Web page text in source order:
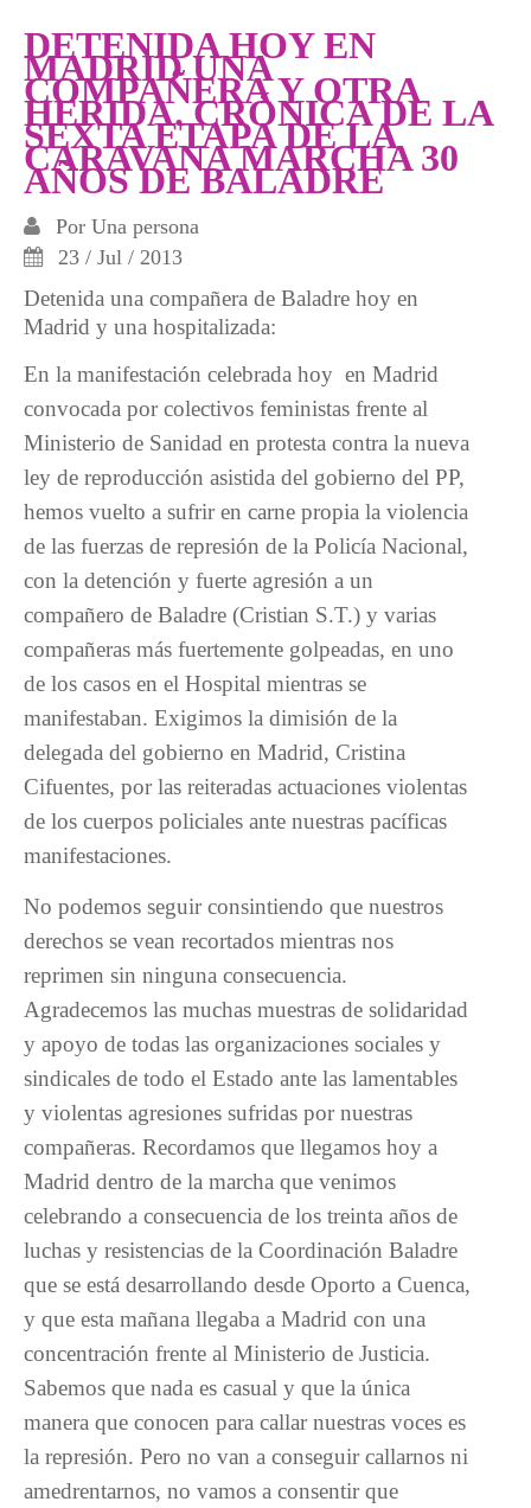
estaba hospitalizado
DETENIDA HOY EN
MADRID UNA
COMPAÑERA Y OTRA
HERIDA. CRÓNICA DE LA
SEXTA ETAPA DE LA
CARAVANA MARCHA 30
AÑOS DE BALADRE
Por Una persona
23 / Jul / 2013
Detenida una compañera de Baladre hoy en
Madrid y una hospitalizada:
En la manifestación celebrada hoy en Madrid
convocada por colectivos feministas frente al
Ministerio de Sanidad en protesta contra la nueva
ley de reproducción asistida del gobierno del PP,
hemos vuelto a sufrir en carne propia la violencia
de las fuerzas de represión de la Policía Nacional,
con la detención y fuerte agresión a un
compañero de Baladre (Cristian S.T.) y varias
compañeras más fuertemente golpeadas, en uno
de los casos en el Hospital mientras se
manifestaban. Exigimos la dimisión de la
delegada del gobierno en Madrid, Cristina
Cifuentes, por las reiteradas actuaciones violentas
de los cuerpos policiales ante nuestras pacíficas
manifestaciones.
No podemos seguir consintiendo que nuestros
derechos se vean recortados mientras nos
reprimen sin ninguna consecuencia.
Agradecemos las muchas muestras de solidaridad
y apoyo de todas las organizaciones sociales y
sindicales de todo el Estado ante las lamentables
y violentas agresiones sufridas por nuestras
compañeras. Recordamos que llegamos hoy a
Madrid dentro de la marcha que venimos
celebrando a consecuencia de los treinta años de
luchas y resistencias de la Coordinación Baladre
que se está desarrollando desde Oporto a Cuenca,
y que esta mañana llegaba a Madrid con una
concentración frente al Ministerio de Justicia.
Sabemos que nada es casual y que la única
manera que conocen para callar nuestras voces es
la represión. Pero no van a conseguir callarnos ni
amedrentarnos, no vamos a consentir que